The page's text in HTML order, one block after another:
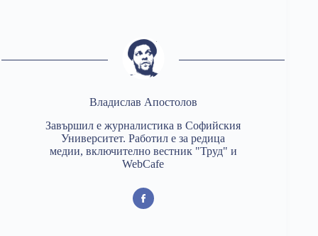
Владислав Апостолов
Завършил е журналистика в Софийския
Университет. Работил е за редица
медии, включително вестник "Труд" и
WebCafe